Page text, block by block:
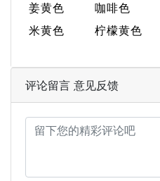
姜黄色
咖啡色
米黄色
柠檬黄色
评论留言 意见反馈